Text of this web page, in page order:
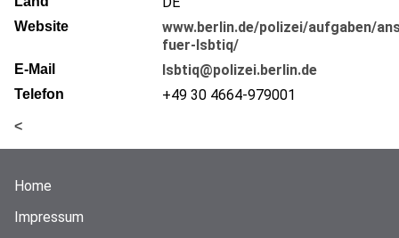
Website
www.berlin.de/polizei/aufgaben/
fuer-lsbtiq/
E-Mail lsbtiq@polizei.berlin.de
Telefon +49 30 4664-979001
<
Home
Impressum